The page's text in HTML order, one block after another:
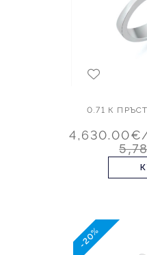
0.71 К
4,630.00€
-20%